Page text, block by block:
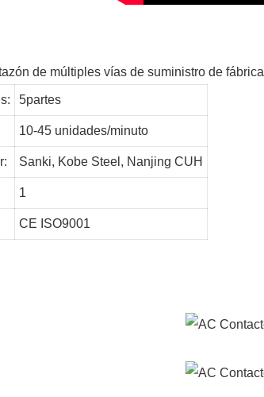
de múltiples vías de suministro de fábrica
5partes
10-45 unidades/minuto
Sanki, Kobe Steel, Nanjing CUH
1
CE ISO9001